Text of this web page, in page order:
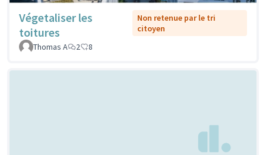
Végetaliser les
toitures
Non retenue par le tri
citoyen
Thomas A
2 8